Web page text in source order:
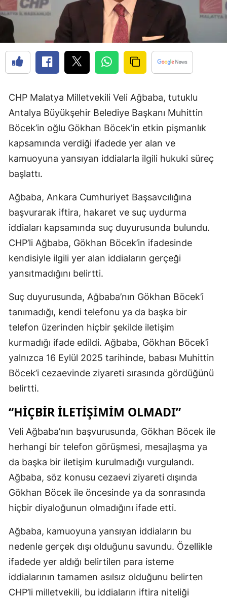
CHP Malatya Milletvekili Veli Ağbaba, tutuklu
Antalya Büyükşehir Belediye Başkanı Muhittin
Böcek’in oğlu Gökhan Böcek’in etkin pişmanlık
kapsamında verdiği ifadede yer alan ve
kamuoyuna yansıyan iddialarla ilgili hukuki süreç
başlattı.
Ağbaba, Ankara Cumhuriyet Başsavcılığına
başvurarak iftira, hakaret ve suç uydurma
iddiaları kapsamında suç duyurusunda bulundu.
CHP’li Ağbaba, Gökhan Böcek’in ifadesinde
kendisiyle ilgili yer alan iddiaların gerçeği
yansıtmadığını belirtti.
Suç duyurusunda, Ağbaba’nın Gökhan Böcek’i
tanımadığı, kendi telefonu ya da başka bir
telefon üzerinden hiçbir şekilde iletişim
kurmadığı ifade edildi. Ağbaba, Gökhan Böcek’i
yalnızca 16 Eylül 2025 tarihinde, babası Muhittin
Böcek’i cezaevinde ziyareti sırasında gördüğünü
belirtti.
“HIÇBIR ILETIŞIMIM OLMADI”
Veli Ağbaba’nın başvurusunda, Gökhan Böcek ile
herhangi bir telefon görüşmesi, mesajlaşma ya
da başka bir iletişim kurulmadığı vurgulandı.
Ağbaba, söz konusu cezaevi ziyareti dışında
Gökhan Böcek ile öncesinde ya da sonrasında
hiçbir diyaloğunun olmadığını ifade etti.
Ağbaba, kamuoyuna yansıyan iddiaların bu
nedenle gerçek dışı olduğunu savundu. Özellikle
ifadede yer aldığı belirtilen para isteme
iddialarının tamamen asılsız olduğunu belirten
CHP’li milletvekili, bu iddiaların iftira niteliği